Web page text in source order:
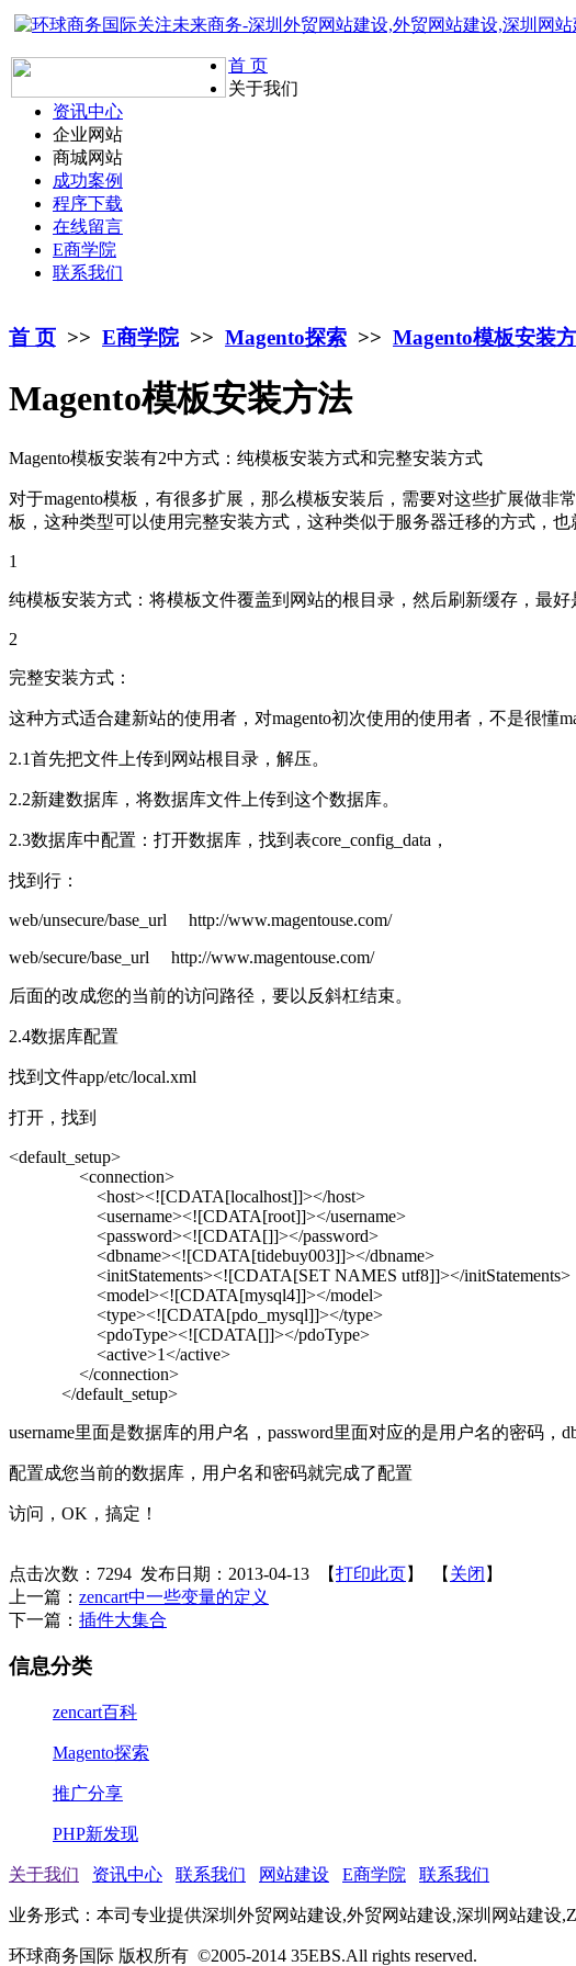
首 页
关于我们
资讯中心
企业网站
商城网站
成功案例
程序下载
在线留言
E商学院
联系我们
首 页 >> E商学院>> Magento探索 >> Magento模板安装
Magento模板安装方法
Magento模板安装有2中方式：纯模板安装方式和完整安装方式
对于magento模板，有很多扩展，那么模板安装后，需要对这些扩展做
板，这种类型可以使用完整安装方式，这种类似于服务器迁移的方式，
1
纯模板安装方式：将模板文件覆盖到网站的根目录，然后刷新缓存，最
2
完整安装方式：
这种方式适合建新站的使用者，对magento初次使用的使用者，不是很懂
2.1首先把文件上传到网站根目录，解压。
2.2新建数据库，将数据库文件上传到这个数据库。
2.3数据库中配置：打开数据库，找到表core_config_data，
找到行：
web/unsecure/base_url http://www.magentouse.com/
web/secure/base_url http://www.magentouse.com/
后面的改成您的当前的访问路径，要以反斜杠结束。
2.4数据库配置
找到文件app/etc/local.xml
打开，找到
<default_setup>
<connection>
<host><![CDATA[localhost]]></host>
<username><![CDATA[root]]></username>
<password><![CDATA[]]></password>
<dbname><![CDATA[tidebuy003]]></dbname>
<initStatements><![CDATA[SET NAMES utf8]]></initStatements>
<model><![CDATA[mysql4]]></model>
<type><![CDATA[pdo_mysql]]></type>
<pdoType><![CDATA[]]></pdoType>
<active>1</active>
</connection>
</default_setup>
username里面是数据库的用户名，password里面对应的是用户名的密码，
配置成您当前的数据库，用户名和密码就完成了配置
访问，OK，搞定！
点击次数： 7294 发布日期：2013-04-13 【打印此页】 【 关闭 】
上一篇： zencart中一些变量的定义
下一篇： 插件大集合
信息分类
zencart百科
Magento探索
推广分享
PHP新发现
关于我们 资讯中心 联系我们 网站建设 E商学院 联系我们
业务形式：本司专业提供深圳外贸网站建设,外贸网站建设,深圳网站建设
环球商务国际 版权所有 ©2005-2014 35EBS.All rights reserved.